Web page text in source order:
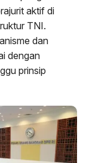
aktif di
TNI.
dan
dengan
prinsip